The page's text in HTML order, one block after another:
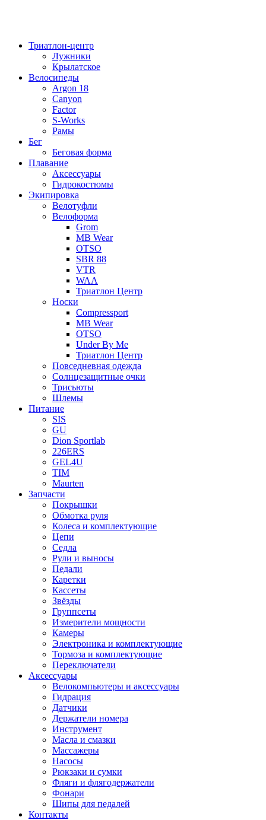
Триатлон-центр
Лужники
Крылатское
Велосипеды
Argon 18
Canyon
Factor
S-Works
Рамы
Бег
Беговая форма
Плавание
Аксессуары
Гидрокостюмы
Экипировка
Велотуфли
Велоформа
Grom
MB Wear
OTSO
SBR 88
VTR
WAA
Триатлон Центр
Носки
Compressport
MB Wear
OTSO
Under By Me
Триатлон Центр
Повседневная одежда
Солнцезащитные очки
Трисьюты
Шлемы
Питание
SIS
GU
Dion Sportlab
226ERS
GEL4U
TIM
Maurten
Запчасти
Покрышки
Обмотка руля
Колеса и комплектующие
Цепи
Седла
Рули и выносы
Педали
Каретки
Кассеты
Звёзды
Группсеты
Измерители мощности
Камеры
Электроника и комплектующие
Тормоза и комплектующие
Переключатели
Аксессуары
Велокомпьютеры и аксессуары
Гидрация
Датчики
Держатели номера
Инструмент
Масла и смазки
Массажеры
Насосы
Рюкзаки и сумки
Фляги и флягодержатели
Фонари
Шипы для педалей
Контакты